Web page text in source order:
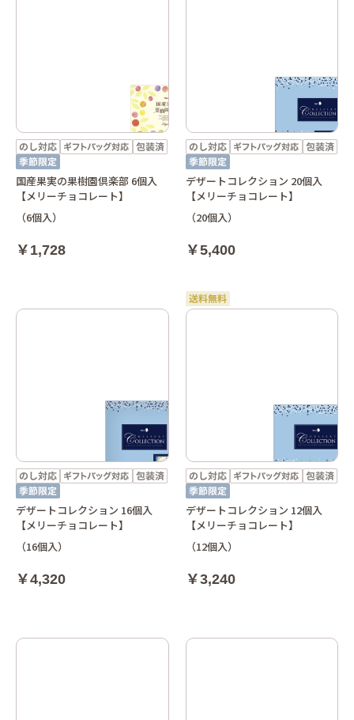
国産果実の果樹園倶楽部 6個入
【メリーチョコレート】
（6個入）
￥1,728
デザートコレクション 20個入
【メリーチョコレート】
（20個入）
￥5,400
デザートコレクション 16個入
【メリーチョコレート】
（16個入）
￥4,320
デザートコレクション 12個入
【メリーチョコレート】
（12個入）
￥3,240